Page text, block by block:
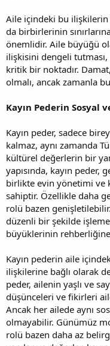
Aile içindeki bu ilişkilerin
da birbirlerinin
önemlidir. Aile büyüğü
ilişkisini dengeli
kritik bir noktadır.
olmalı, ancak zamanla
Kayın Pederin Sosyal
Kayın peder, sadece
kalmaz, aynı zamanda
kültürel değerlerin bir
yapısında, kayın
birlikte evin yönetimi ve
sahiptir. Özellikle daha
rolü bazen
düzenli bir şekilde
büyüklerinin
Kayın pederin aile
ilişkilerine bağlı olarak
peder, ailenin yaşlı ve
düşünceleri ve fikirleri
Ancak her ailede aynı
olmayabilir. Günümüz
rolü bazen daha az